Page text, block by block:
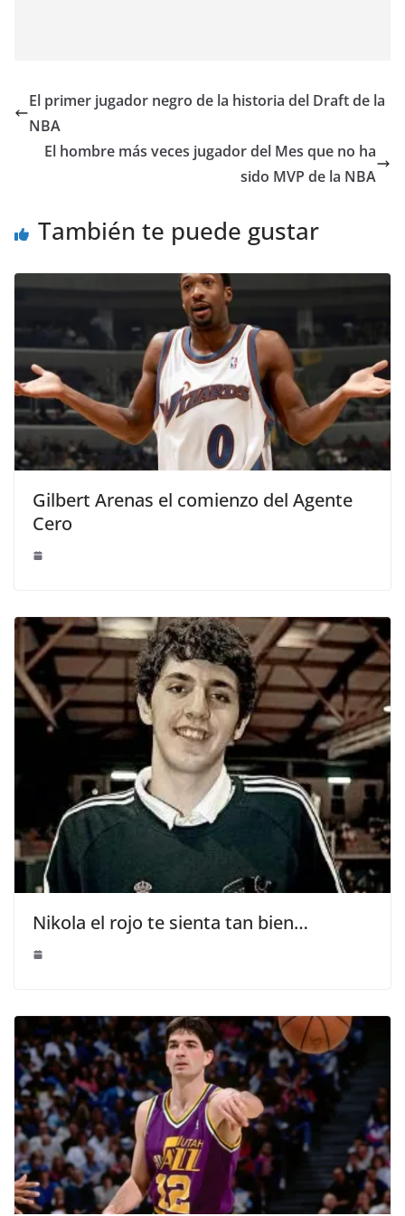
El primer jugador negro de la historia del Draft de la
NBA
El hombre más veces jugador del Mes que no ha
sido MVP de la NBA
También te puede gustar
Gilbert Arenas el comienzo del Agente
Cero
Nikola el rojo te sienta tan bien…